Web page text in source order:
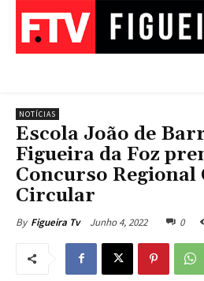
NOTÍCIAS
Escola João de
Figueira da Foz
Concurso Regional
Circular
By Figueira Tv Junho 4, 2022 0